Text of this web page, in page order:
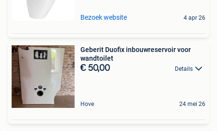
Bezoek website 4 apr 26
Geberit Duofix inbouwreservoir voor
wandtoilet
€ 50,00 Details
Hove 24 mei 26